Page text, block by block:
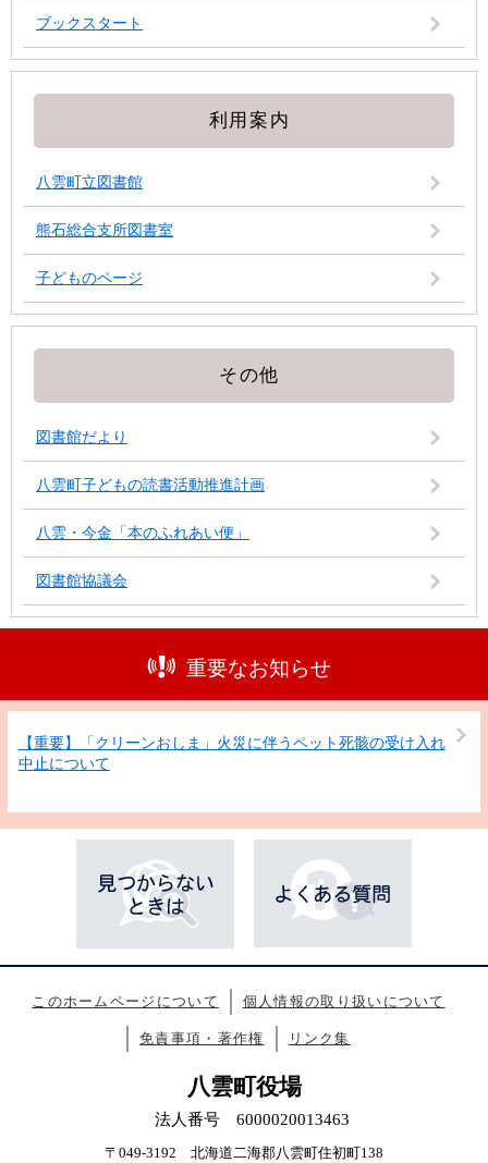
ブックスタート
利用案内
八雲町立図書館
熊石総合支所図書室
子どものページ
その他
図書館だより
八雲町子どもの読書活動推進計画
八雲・今金「本のふれあい便」
図書館協議会
重要なお知らせ
【重要】「クリーンおしま」火災に伴うペット死骸の受け入れ
中止について
このホームページについて 個人情報の取り扱いについて
免責事項・著作権 リンク集
八雲町役場
法人番号 6000020013463
〒049-3192 北海道二海郡八雲町住初町138